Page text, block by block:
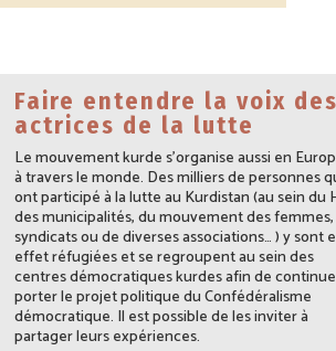
Faire entendre la voix
actrices de la lutte
Le mouvement kurde s’organise aussi en
à travers le monde. Des milliers de personnes
ont participé à la lutte au Kurdistan (au sein du
des municipalités, du mouvement des
syndicats ou de diverses associations… ) y sont
effet réfugiées et se regroupent au sein des
centres démocratiques kurdes afin de
porter le projet politique du Confédéralisme
démocratique. Il est possible de les inviter à
partager leurs expériences.